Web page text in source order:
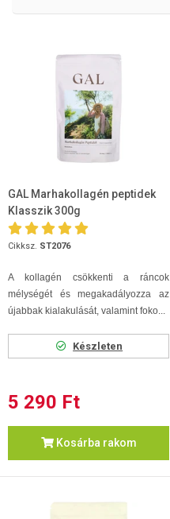
GAL Marhakollagén peptidek
Klasszik 300g
Cikksz. ST2076
A kollagén csökkenti a ráncok
mélységét és megakadályozza az
újabbak kialakulását, valamint foko...
Készleten
5 290 Ft
Kosárba rakom